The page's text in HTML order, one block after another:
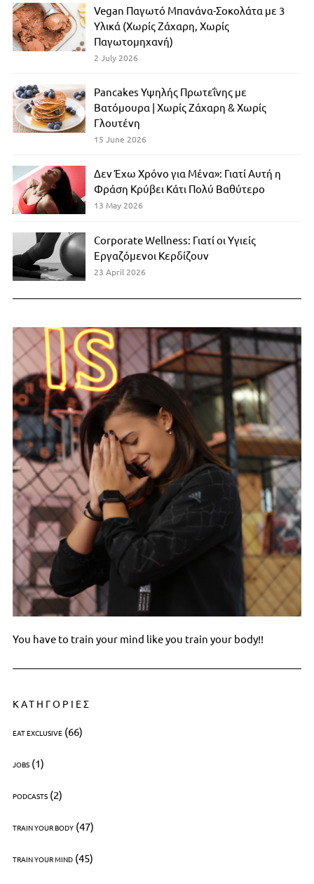
Vegan Παγωτό Μπανάνα-Σοκολάτα με 3
Υλικά (Χωρίς Ζάχαρη, Χωρίς
Παγωτομηχανή)
2 July 2026
Pancakes Υψηλής Πρωτεΐνης με
Βατόμουρα | Χωρίς Ζάχαρη & Χωρίς
Γλουτένη
15 June 2026
Δεν Έχω Χρόνο για Μένα»: Γιατί Αυτή η
Φράση Κρύβει Κάτι Πολύ Βαθύτερο
13 May 2026
Corporate Wellness: Γιατί οι Υγιείς
Εργαζόμενοι Κερδίζουν
23 April 2026
You have to train your mind like you train your body!!
ΚΑΤΗΓΟΡΙΕΣ
EAT EXCLUSIVE(66)
JOBS(1)
PODCASTS(2)
TRAIN YOUR BODY(47)
TRAIN YOUR MIND(45)